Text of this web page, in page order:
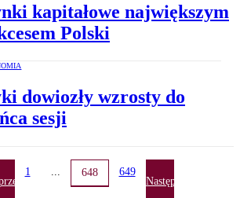
kapitałowe największym
Polski
dowiozły wzrosty do
sesji
1 ... 648 649
Następna